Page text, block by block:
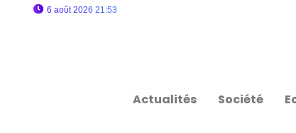
6 août 2026 21:53
Actualités Société